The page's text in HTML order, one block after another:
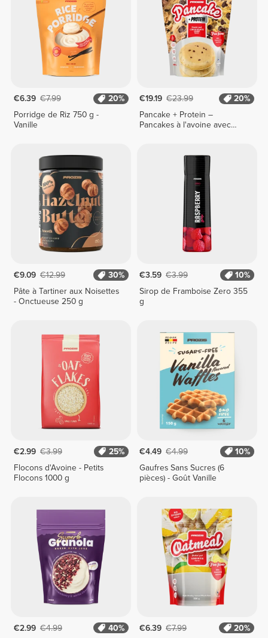
€6.39 €7.99
20%
Porridge de Riz 750 g -
Vanille
€19.19 €23.99
20%
Pancake + Protein –
Pancakes à l'avoine avec
€9.09 €12.99
30%
Pâte à Tartiner aux Noisettes
- Onctueuse 250 g
€3.59 €3.99
10%
Sirop de Framboise Zero 355
g
€2.99 €3.99
25%
Flocons d'Avoine - Petits
Flocons 1000 g
€4.49 €4.99
10%
Gaufres Sans Sucres (6
pièces) - Goût Vanille
€2.99 €4.99
40%
€6.39 €7.99
20%